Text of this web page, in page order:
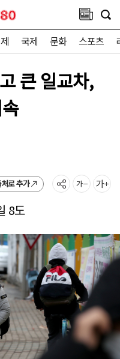
국제 문화 스포츠
큰 일교차,
로 추가
8도